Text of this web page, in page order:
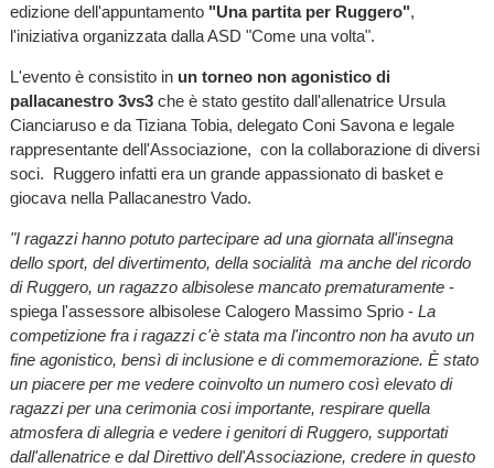
edizione dell'appuntamento "Una partita per Ruggero",
l'iniziativa organizzata dalla ASD "Come una volta".
L'evento è consistito in un torneo non agonistico di
pallacanestro 3vs3che è stato gestito dall'allenatrice Ursula
Cianciaruso e da Tiziana Tobia, delegato Coni Savona e legale
rappresentante dell'Associazione, con la collaborazione di diversi
soci. Ruggero infatti era un grande appassionato di basket e
giocava nella Pallacanestro Vado.
"I ragazzi hanno potuto partecipare ad una giornata all'insegna
dello sport, del divertimento, della socialità ma anche del ricordo
di Ruggero, un ragazzo albisolese mancato prematuramente -
spiega l'assessore albisolese Calogero Massimo Sprio - La
competizione fra i ragazzi c'è stata ma l'incontro non ha avuto un
fine agonistico, bensì di inclusione e di commemorazione. È stato
un piacere per me vedere coinvolto un numero così elevato di
ragazzi per una cerimonia cosi importante, respirare quella
atmosfera di allegria e vedere i genitori di Ruggero, supportati
dall'allenatrice e dal Direttivo dell'Associazione, credere in questo